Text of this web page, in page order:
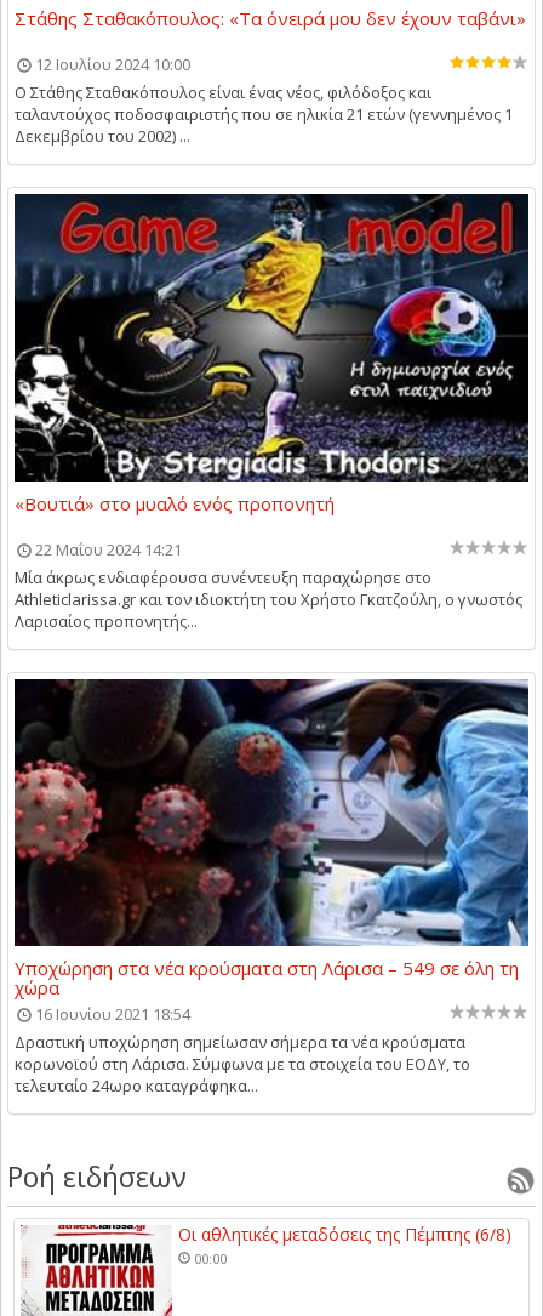
Στάθης Σταθακόπουλος: «Τα όνειρά μου δεν έχουν ταβάνι»
12 Ιουλίου 2024 10:00
Ο Στάθης Σταθακόπουλος είναι ένας νέος, φιλόδοξος και
ταλαντούχος ποδοσφαιριστής που σε ηλικία 21 ετών (γεννημένος 1
Δεκεμβρίου του 2002) ...
«Βουτιά» στο μυαλό ενός προπονητή
22 Μαΐου 2024 14:21
Μία άκρως ενδιαφέρουσα συνέντευξη παραχώρησε στο
Αthleticlarissa.gr και τον ιδιοκτήτη του Χρήστο Γκατζούλη, ο γνωστός
Λαρισαίος προπονητής...
Υποχώρηση στα νέα κρούσματα στη Λάρισα – 549 σε όλη τη
χώρα
16 Ιουνίου 2021 18:54
Δραστική υποχώρηση σημείωσαν σήμερα τα νέα κρούσματα
κορωνοϊού στη Λάρισα. Σύμφωνα με τα στοιχεία του ΕΟΔΥ, το
τελευταίο 24ωρο καταγράφηκα...
Ροή ειδήσεων
Οι αθλητικές μεταδόσεις της Πέμπτης (6/8)
00:00